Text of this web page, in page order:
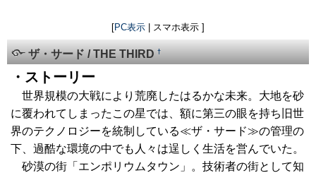
[PC表示 | スマホ表示 ]
ザ・サード / THE THIRD†
・ストーリー
世界規模の大戦により荒廃したはるかな未来。大地を砂
に覆われてしまったこの星では、額に第三の眼を持ち旧世
界のテクノロジーを統制している≪ザ・サード≫の管理の
下、過酷な環境の中でも人々は逞しく生活を営んでいた。
砂漠の街「エンポリウムタウン」。技術者の街として知